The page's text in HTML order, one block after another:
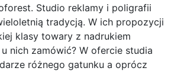
Studio reklamy i poligrafii
tradycją. W ich propozycji
klasy towary z nadrukiem
nich zamówić? W ofercie studia
różnego gatunku a oprócz